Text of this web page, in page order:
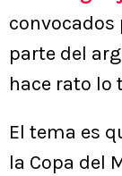
convocados
parte del
hace rato lo
El tema es
la Copa del